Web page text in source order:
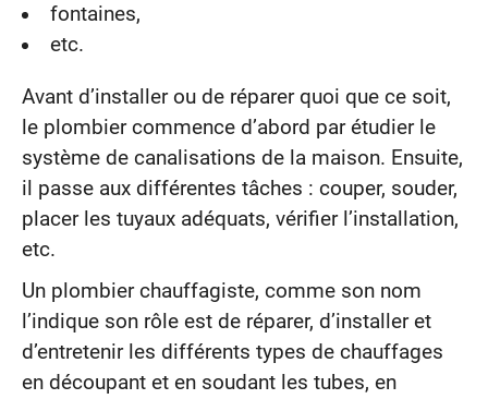
fontaines,
etc.
Avant d’installer ou de réparer quoi que ce soit,
le plombier commence d’abord par étudier le
système de canalisations de la maison. Ensuite,
il passe aux différentes tâches : couper, souder,
placer les tuyaux adéquats, vérifier l’installation,
etc.
Un plombier chauffagiste, comme son nom
l’indique son rôle est de réparer, d’installer et
d’entretenir les différents types de chauffages
en découpant et en soudant les tubes, en